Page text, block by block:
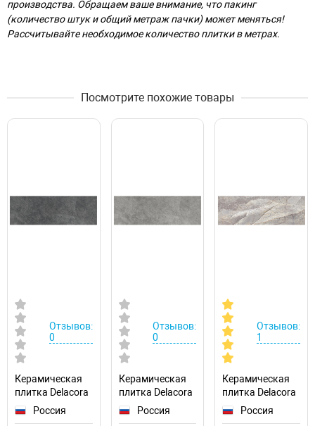
производства. Обращаем ваше внимание, что пакинг
(количество штук и общий метраж пачки) может меняться!
Рассчитывайте необходимое количество плитки в метрах.
Посмотрите похожие товары
Отзывов:
0
Керамическая
плитка Delacora
Графито темный
Россия
Отзывов:
0
Керамическая
плитка Delacora
Леон серый /
Россия
Отзывов:
1
Керамическая
плитка Delacora
Небраска
Россия